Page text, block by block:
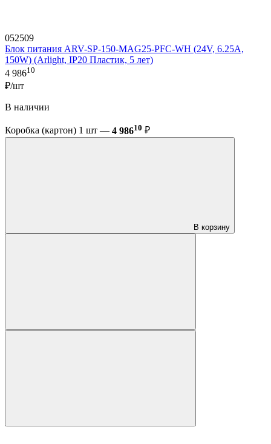
052509
Блок питания ARV-SP-150-MAG25-PFC-WH (24V, 6.25A,
150W) (Arlight, IP20 Пластик, 5 лет)
4 98610
₽/шт
В наличии
Коробка (картон) 1 шт — 4 98610 ₽
В корзину